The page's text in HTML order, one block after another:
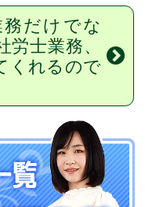
だけでな
労士業務、
くれるので